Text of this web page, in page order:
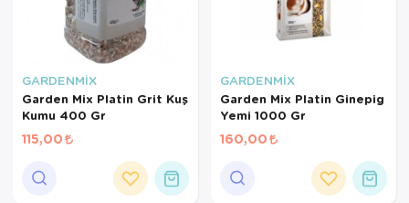
GARDENMİX
Garden Mix Platin Grit Kuş
Kumu 400 Gr
115,00
GARDENMİX
Garden Mix Platin Ginepig
Yemi 1000 Gr
160,00